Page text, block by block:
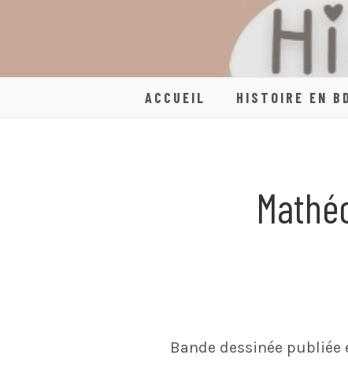
ACCUEIL HISTOIRE EN BD
Bande dessinée